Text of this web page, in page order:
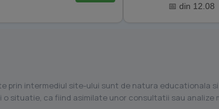
📅 din 12.08
prin intermediul site-ului sunt de natura educationala
o situatie, ca fiind asimilate unor consultatii sau analize